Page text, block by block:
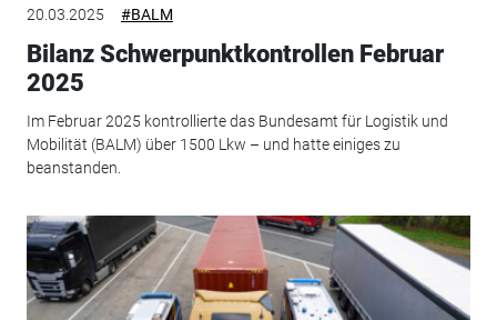
20.03.2025 #BALM
Bilanz Schwerpunktkontrollen Februar
2025
Im Februar 2025 kontrollierte das Bundesamt für Logistik und
Mobilität (BALM) über 1500 Lkw – und hatte einiges zu
beanstanden.